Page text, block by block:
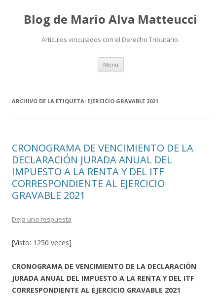
Blog de Mario Alva Matteucci
Artículos vinculados con el Derecho Tributario.
Menú Ir
contenido
ARCHIVO DE LA ETIQUETA: EJERCICIO GRAVABLE 2021
CRONOGRAMA DE VENCIMIENTO DE LA
DECLARACIÓN JURADA ANUAL DEL
IMPUESTO A LA RENTA Y DEL ITF
CORRESPONDIENTE AL EJERCICIO
GRAVABLE 2021
Deja una respuesta
[Visto: 1250 veces]
CRONOGRAMA DE VENCIMIENTO DE LA DECLARACIÓN
JURADA ANUAL DEL IMPUESTO A LA RENTA Y DEL ITF
CORRESPONDIENTE AL EJERCICIO GRAVABLE 2021